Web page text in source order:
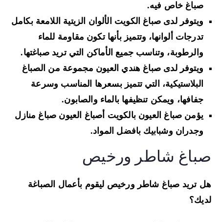
صباغ خاص فيه.
ويتوفر لدى صباغ الكويت الألوان الزيتية اللامعة بكامل
تدرجات ألوانها، وتتميز بأنها تكون مقاومة للماء
والرطوبة، وتناسب جميع الأماكن التي تريد صباغتها.
ويتوفر لدى صباغ هندي العيون مجموعة من الصباغ
البلاستيكية، التي تتميز بسعرها المناسب وسرعة
جفافها، ويمكن تنظيفها بالماء والصابون.
يؤمن صباغ العيون بالكويت أصباغ العيون صباغ منازل
وجدران وشبابيك بافضل المواد.
شاطر ورخيص
تريد صباغ شاطر ورخيص ليقوم بأعمال الصباغة